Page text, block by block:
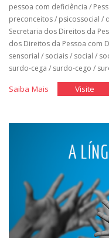
pessoa com deficiência /
preconceitos/ psicossocial /
Secretaria dos Direitos da
dos Direitos da Pessoa com
sensorial / sociais/ social /
surdo-cega / surdo-cego /
Saiba Mais"Questionário
Visite